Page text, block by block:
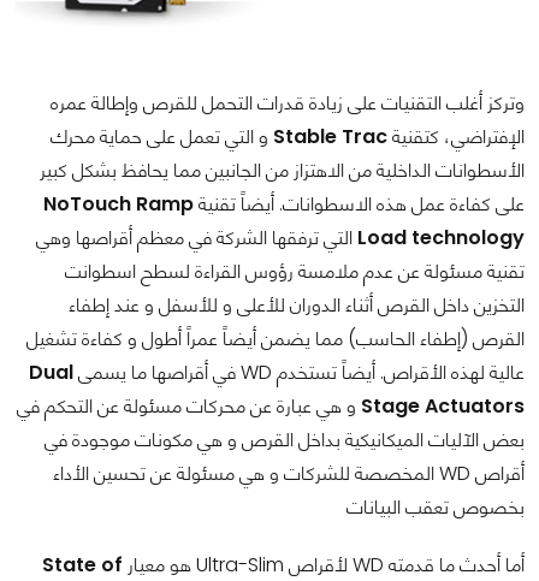
وتركز أغلب التقنيات على زيادة قدرات التحمل للقرص وإطالة عمره
الإفتراضي، كتقنيةStable Trac و التي تعمل على حماية محرك
الأسطوانات الداخلية من الاهتزاز من الجانبين مما يحافظ بشكل كبير
على كفاءة عمل هذه الاسطوانات. أيضاً تقنيةNoTouch Ramp
Load technology التي ترفقها الشركة في معظم أقراصها وهي
تقنية مسئولة عن عدم ملامسة رؤوس القراءة لسطح اسطوانت
التخزين داخل القرص أثناء الدوران للأعلى و للأسفل و عند إطفاء
القرص (إطفاء الحاسب) مما يضمن أيضاً عمراً أطول و كفاءة تشغيل
عالية لهذه الأقراص. أيضاً تستخدم WD في أقراصها ما يسمى
Dual
Stage Actuators و هي عبارة عن محركات مسئولة عن التحكم في
بعض الآليات الميكانيكية بداخل القرص و هي مكونات موجودة في
أقراص WD المخصصة للشركات و هي مسئولة عن تحسين الأداء
بخصوص تعقب البيانات
أما أحدث ما قدمته WD لأقراص Ultra-Slim هو معيار
State of